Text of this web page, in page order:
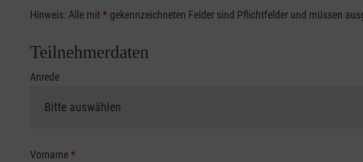
Sofern Sie ein Kostenübernahmeverfahren Ihrer Berufsgenossenschaft /
vorliegen müssen. Andernfalls erfolgt eine Abrechnung der vollen
Hinweis: Alle mit* gekennzeichneten Felder sind Pflichtfelder und müssen
Teilnehmerdaten
Anrede
Vorname*